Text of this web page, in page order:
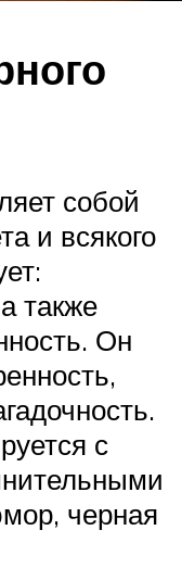
собой
и всякого
также
Он
с
черная